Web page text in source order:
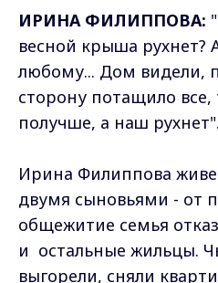
ИРИНА ФИЛИППОВА:
весной крыша рухнет?
любому... Дом видели,
сторону потащило
получше, а наш рухнет".
Ирина Филиппова
двумя сыновьями - от
общежитие семья
и остальные жильцы.
выгорели, сняли